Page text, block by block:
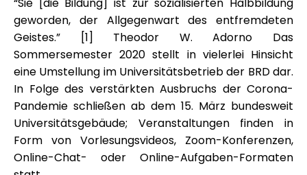
geworden, der Allgegenwart des entfremdeten
Geistes.” [1] Theodor W. Adorno Das
Sommersemester 2020 stellt in vielerlei Hinsicht
eine Umstellung im Universitätsbetrieb der BRD dar.
In Folge des verstärkten Ausbruchs der Corona-
Pandemie schließen ab dem 15. März bundesweit
Universitätsgebäude; Veranstaltungen finden in
Form von Vorlesungsvideos, Zoom-Konferenzen,
Online-Chat- oder Online-Aufgaben-Formaten